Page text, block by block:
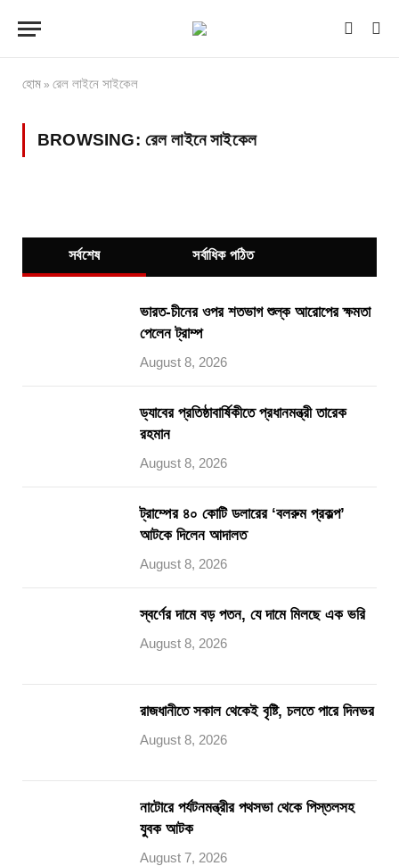
হোম » রেল লাইনে সাইকেল
BROWSING: রেল লাইনে সাইকেল
সর্বশেষ সর্বাধিক পঠিত
ভারত-চীনের ওপর শতভাগ শুল্ক আরোপের ক্ষমতা
পেলেন ট্রাম্প
August 8, 2026
ড্যাবের প্রতিষ্ঠাবার্ষিকীতে প্রধানমন্ত্রী তারেক
রহমান
August 8, 2026
ট্রাম্পের ৪০ কোটি ডলারের ‘বলরুম প্রকল্প’
আটকে দিলেন আদালত
August 8, 2026
স্বর্ণের দামে বড় পতন, যে দামে মিলছে এক ভরি
August 8, 2026
রাজধানীতে সকাল থেকেই বৃষ্টি, চলতে পারে দিনভর
August 8, 2026
নাটোরে পর্যটনমন্ত্রীর পথসভা থেকে পিস্তলসহ
যুবক আটক
August 7, 2026